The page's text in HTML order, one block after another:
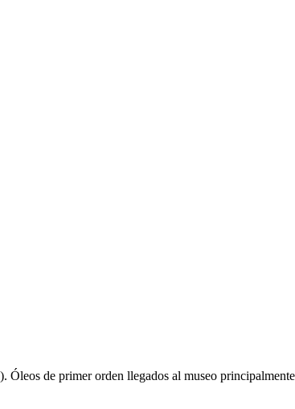
de primer orden llegados al museo